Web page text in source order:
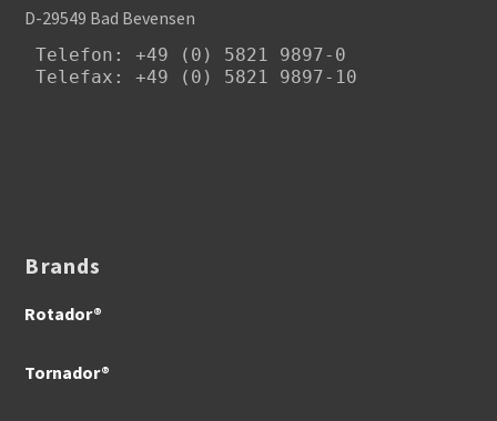
D-29549 Bad Bevensen
Telefon : +49 (0) 5821 9897-0
Telefax: +49 (0) 5821 9897-10
Brands
Rotador®
Tornador®